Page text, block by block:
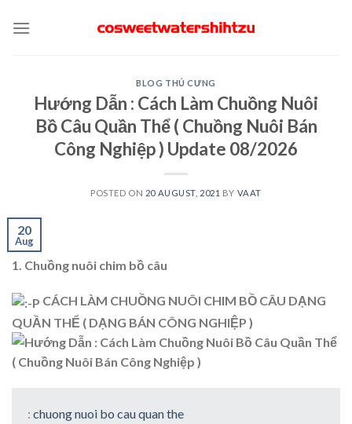
BLOG THÚ CƯNG
Hướng Dẫn : Cách Làm Chuồng Nuôi
Bồ Câu Quần Thể ( Chuồng Nuôi Bán
Công Nghiệp ) Update 08/2026
POSTED ON 20 AUGUST, 2021 BY VAAT
20
Aug
1. Chuồng nuôi chim bồ câu
CÁCH LÀM CHUỒNG NUÔI CHIM BỒ CÂU DẠNG
QUẦN THỂ ( DẠNG BÁN CÔNG NGHIỆP )
: chuong nuoi bo cau quan the